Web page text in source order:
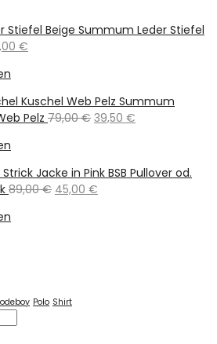
Summum Leder Stiefel
€
€
89,00 €.
Summum
Pelz 79,00€ Ursprünglicher
79,00 €
39,50 €
39,50 €.
BSB Pullover od.
89,00€ Ursprünglicher
45,00 €
Polo Shirt